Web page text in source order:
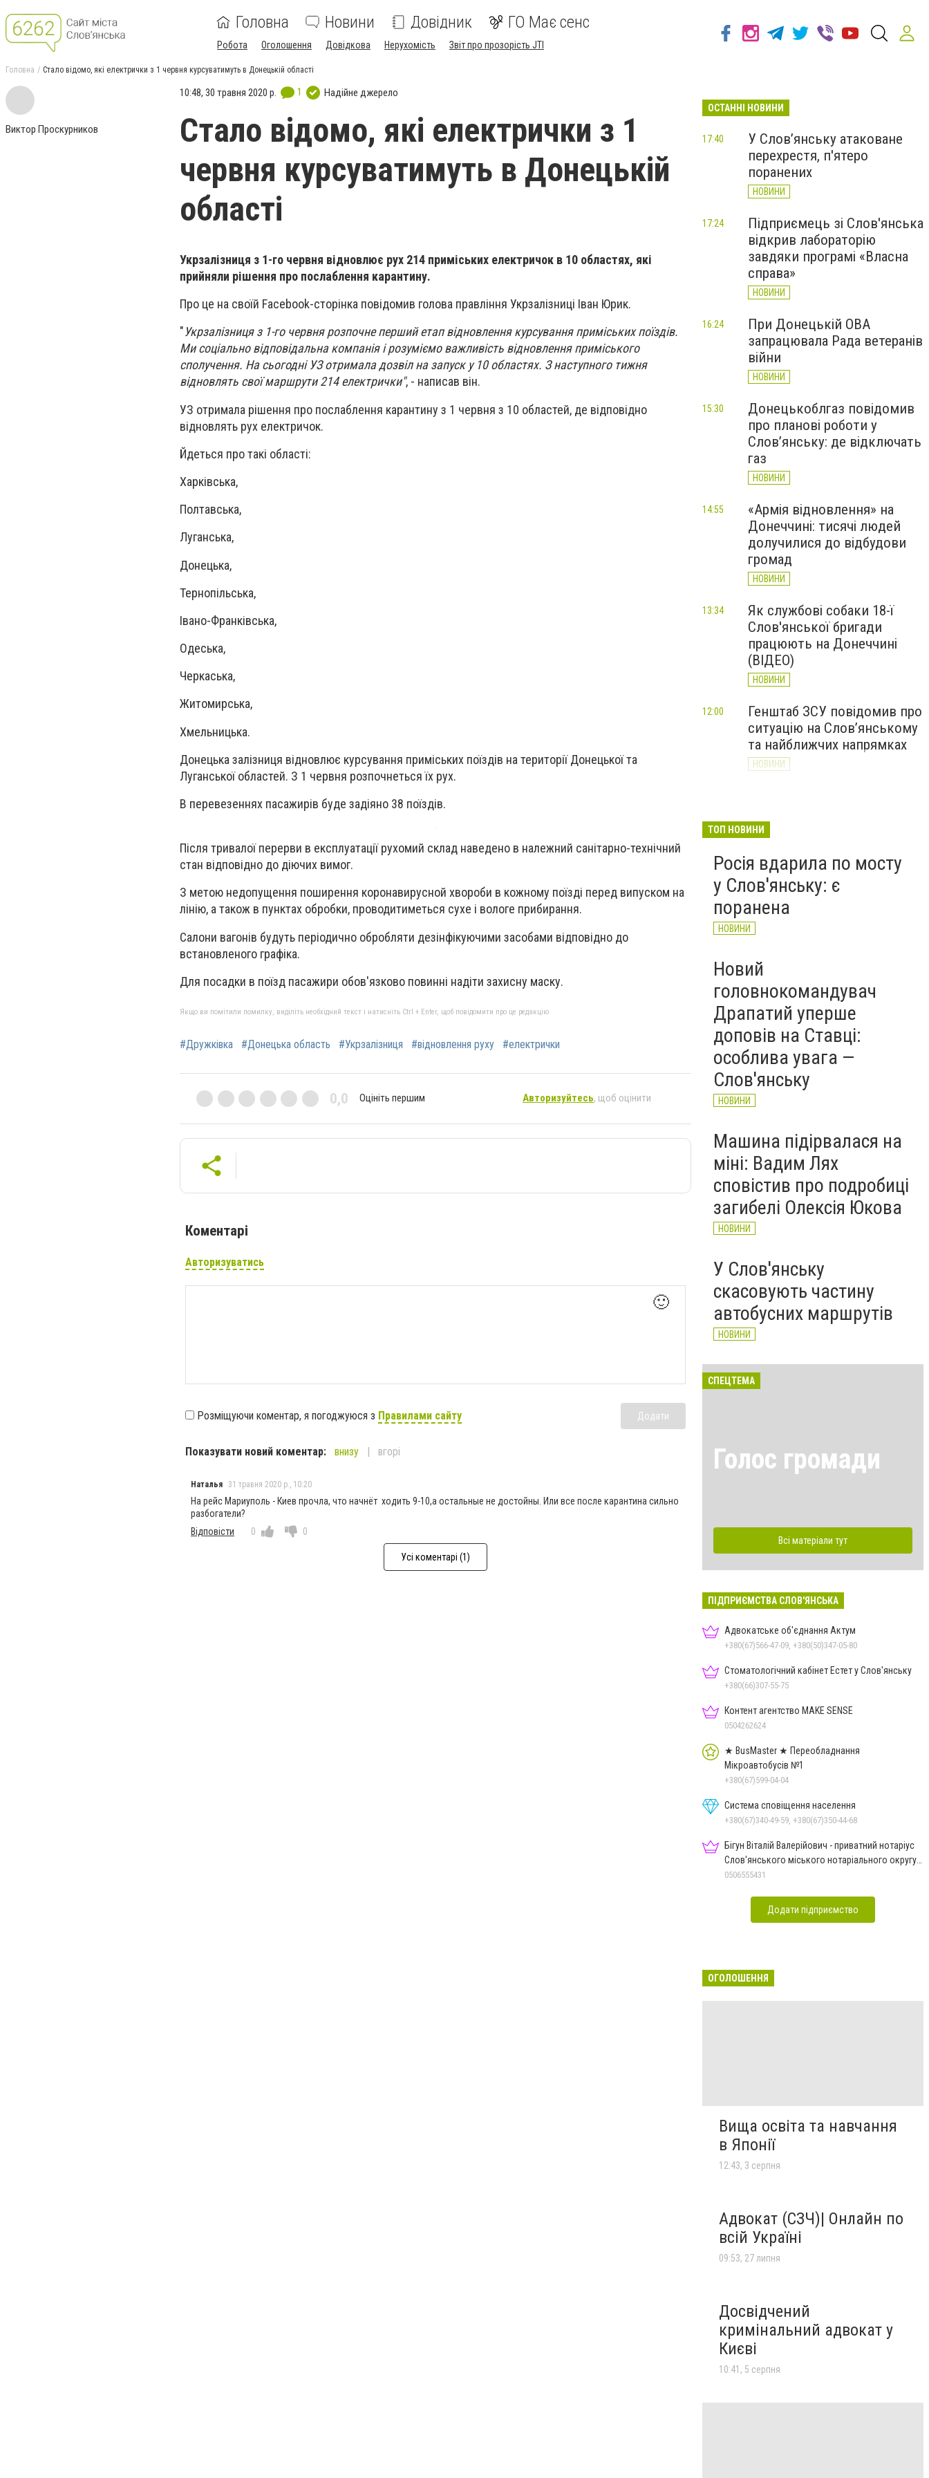
Головна Новини Довідник ГО Має сенс
Робота Оголошення Довідкова Нерухомість Звіт про прозорість JTI
Головна Стало відомо, які електрички з 1 червня курсуватимуть в Донецькій області
Виктор Проскурников
10:48, 30 травня 2020 р. 1 Надійне джерело
Стало відомо, які електрички з 1
червня курсуватимуть в Донецькій
області
Укрзалізниця з 1-го червня відновлює рух 214 приміських електричок в 10 областях, які
прийняли рішення про послаблення карантину.
Про це на своїй Facebook-сторінка повідомив голова правління Укрзалізниці Іван Юрик.
"Укрзалізниця з 1-го червня розпочне перший етап відновлення курсування приміських поїздів.
Ми соціально відповідальна компанія і розуміємо важливість відновлення приміського
сполучення. На сьогодні УЗ отримала дозвіл на запуск у 10 областях. З наступного тижня
відновлять свої маршрути 214 електрички", - написав він.
УЗ отримала рішення про послаблення карантину з 1 червня з 10 областей, де відповідно
відновлять рух електричок.
Йдеться про такі області:
Харківська,
Полтавська,
Луганська,
Донецька,
Тернопільська,
Івано-Франківська,
Одеська,
Черкаська,
Житомирська,
Хмельницька.
Донецька залізниця відновлює курсування приміських поїздів на території Донецької та
Луганської областей. З 1 червня розпочнеться їх рух.
В перевезеннях пасажирів буде задіяно 38 поїздів.
Після тривалої перерви в експлуатації рухомий склад наведено в належний санітарно-технічний
стан відповідно до діючих вимог.
З метою недопущення поширення коронавирусной хвороби в кожному поїзді перед випуском на
лінію, а також в пунктах обробки, проводитиметься сухе і вологе прибирання.
Салони вагонів будуть періодично обробляти дезінфікуючими засобами відповідно до
встановленого графіка.
Для посадки в поїзд пасажири обов'язково повинні надіти захисну маску.
Якщо ви помітили помилку, виділіть необхідний текст і натисніть Ctrl + Enter, щоб повідомити про це редакцію
#Дружківка #Донецька область #Укрзалізниця #відновлення руху #електрички
0,0 Оцініть першим Авторизуйтесь, щоб оцінити
Коментарі
Авторизуватись
🙂
Розміщуючи коментар, я погоджуюся з Правилами сайту Додати
Показувати новий коментар: внизу вгорі
Наталья 31 травня 2020 р., 10:20
На рейс Мариуполь - Киев прочла, что начнёт ходить 9-10,а остальные не достойны. Или все после карантина сильно
разбогатели?
Відповісти
0 0
Усі коментарі (1)
ОСТАННІ НОВИНИ
У Слов’янську атаковане
перехрестя, п'ятеро
поранених
НОВИНИ
17:40
Підприємець зі Слов'янська
відкрив лабораторію
завдяки програмі «Власна
справа»
НОВИНИ
17:24
При Донецькій ОВА
запрацювала Рада ветеранів
війни
НОВИНИ
16:24
Донецькоблгаз повідомив
про планові роботи у
Слов’янську: де відключать
газ
НОВИНИ
15:30
«Армія відновлення» на
Донеччині: тисячі людей
долучилися до відбудови
громад
НОВИНИ
14:55
Як службові собаки 18-ї
Слов'янської бригади
працюють на Донеччині
(ВІДЕО)
НОВИНИ
13:34
Генштаб ЗСУ повідомив про
ситуацію на Слов’янському
та найближчих напрямках
НОВИНИ
12:00
великої війни: 7 серпня
ТОП НОВИНИ
Росія вдарила по мосту
у Слов'янську: є
поранена
НОВИНИ
Новий
головнокомандувач
Драпатий уперше
доповів на Ставці:
особлива увага —
Слов'янську
НОВИНИ
Машина підірвалася на
міні: Вадим Лях
сповістив про подробиці
загибелі Олексія Юкова
НОВИНИ
У Слов'янську
скасовують частину
автобусних маршрутів
НОВИНИ
СПЕЦТЕМА
Голос громади
Всі матеріали тут
ПІДПРИЄМСТВА СЛОВ'ЯНСЬКА
Адвокатське об'єднання Актум
+380(67)566-47-09, +380(50)347-05-80
Стоматологічний кабінет Естет у Слов'янську
+380(66)307-55-75
Контент агентство MAKE SENSE
0504262624
★ BusMaster ★ Переобладнання
Мікроавтобусів №1
+380(67)599-04-04
Система сповіщення населення
+380(67)340-49-59, +380(67)350-44-68
Бігун Віталій Валерійович - приватний нотаріус
Слов'янського міського нотаріального округу
Дон.обл.
0506555431
Додати підприємство
ОГОЛОШЕННЯ
Вища освіта та навчання
в Японії
12:43, 3 серпня
Адвокат (СЗЧ)| Онлайн по
всій Україні
09:53, 27 липня
Досвідчений
кримінальний адвокат у
Києві
10:41, 5 серпня